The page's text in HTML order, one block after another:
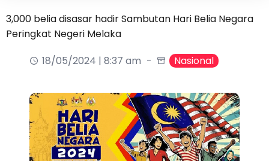
3,000 belia disasar hadir Sambutan Hari Belia Negara
Peringkat Negeri Melaka
18/05/2024 | 8:37 am
Nasional